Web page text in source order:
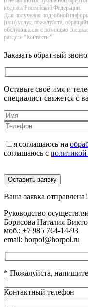
кoдекса Российской Федерации.
Для получения подробной
(или) услуг, пожалуйста,
обслуживания с помощью
разделе "Контакты"
Заказать обратный
Оставьте своё имя и
специалист свяжется с
я соглашаюсь на
соглашаюсь с
Оставить заявку
Ваша заявка отправлена!
Руководство
Борисова Наталия
моб.: +7 985 764-14-93
email: horpol@horpol.ru
* Пожалуйста,
Контактный телефон